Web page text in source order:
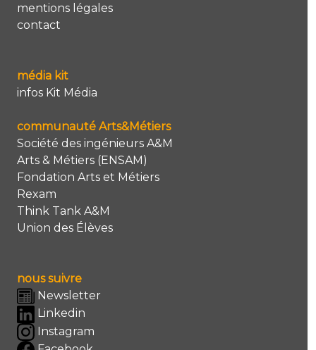
mentions légales
contact
média kit
infos Kit Média
communauté Arts&Métiers
Société des ingénieurs A&M
Arts & Métiers (ENSAM)
Fondation Arts et Métiers
Rexam
Think Tank A&M
Union des Élèves
nous suivre
Newsletter
Linkedin
Instagram